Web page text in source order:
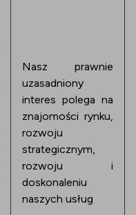
Nasz prawnie
uzasadniony
interes polega na
znajomości rynku,
rozwoju
strategicznym,
rozwoju i
doskonaleniu
naszych usług